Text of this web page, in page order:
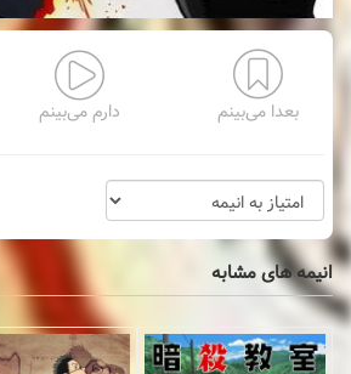
بعدا می‌بینم دارم می‌بینم
انیمه های مشابه